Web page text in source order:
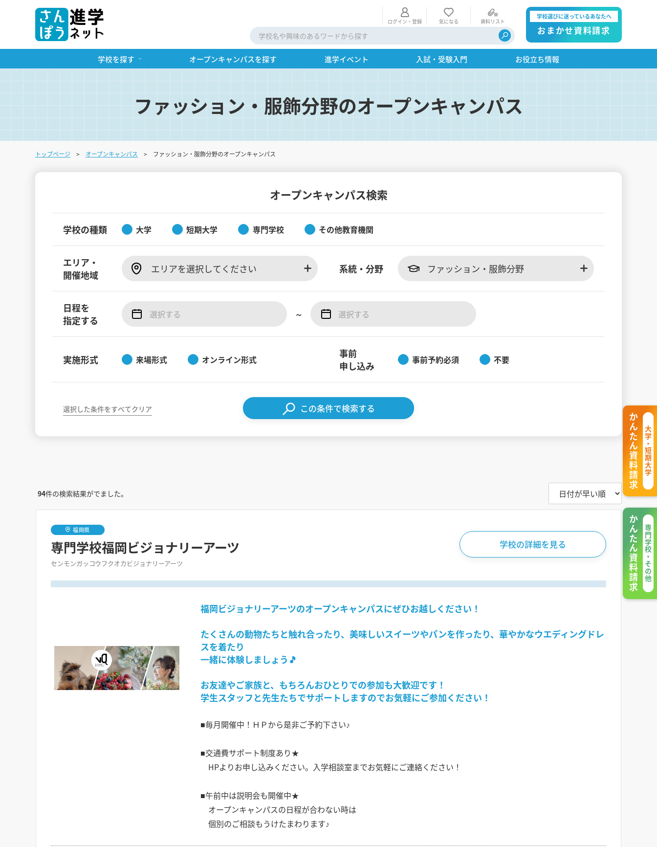
ログイン・登録 気になる 資料リスト
学校選びに迷っているあなたへ
おまかせ資料請求
学校を探す オープンキャンパスを探す 進学イベント 入試・受験入門 お役立ち情報
ファッション・服飾分野のオープンキャンパス
トップページ オープンキャンパス ファッション・服飾分野のオープンキャンパス
オープンキャンパス検索
学校の種類 大学 短期大学 専門学校 その他教育機関
エリア・
開催地域
エリアを選択してください 系統・分野 ファッション・服飾分野
日程を
指定する
～
実施形式 来場形式 オンライン形式
事前
申し込み
事前予約必須 不要
この条件で検索する
選択した条件をすべてクリア
94件の検索結果がでました。
福岡県
専門学校福岡ビジョナリーアーツ
センモンガッコウフクオカビジョナリーアーツ
学校の詳細を見る
福岡ビジョナリーアーツのオープンキャンパスにぜひお越しください！
たくさんの動物たちと触れ合ったり、美味しいスイーツやパンを作ったり、華やかなウエディングドレ
スを着たり
一緒に体験しましょう🎵
お友達やご家族と、もちろんおひとりでの参加も大歓迎です！
学生スタッフと先生たちでサポートしますのでお気軽にご参加ください！
■毎月開催中！ＨＰから是非ご予約下さい♪
■交通費サポート制度あり★
HPよりお申し込みください。入学相談室までお気軽にご連絡ください！
■午前中は説明会も開催中★
オープンキャンパスの日程が合わない時は
個別のご相談もうけたまわります♪
大学・短期大学
かんたん資料請求
専門学校・その他
かんたん資料請求